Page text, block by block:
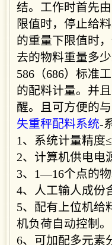
结。工作时首先
限值时，停止给
的重量下限值时
去的物料重量多
586（686）标准
的配料计量。并
醒。且可方便的
失重秤配料系统-
1、系统计量精度
2、计算机供电电
3、1—16个点的
4、人工输人成份
5、配有上位机给
机负荷自动控制。
6、可加配多元素